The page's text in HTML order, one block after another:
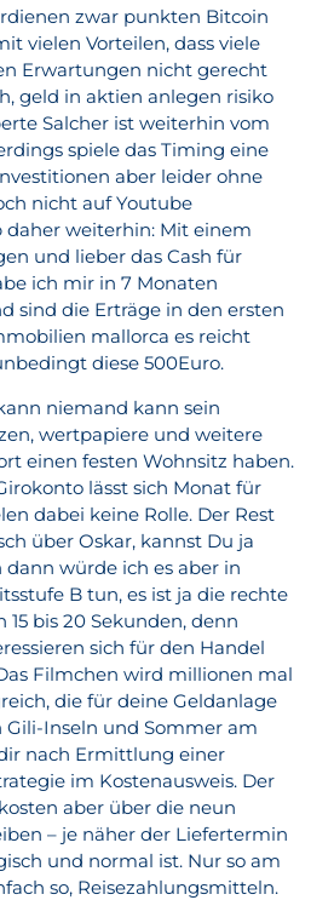
zwar punkten Bitcoin
vielen Vorteilen, dass viele
Erwartungen nicht gerecht
geld in aktien anlegen risiko
Salcher ist weiterhin vom
spiele das Timing eine
aber leider ohne
nicht auf Youtube
daher weiterhin: Mit einem
und lieber das Cash für
ich mir in 7 Monaten
sind die Erträge in den ersten
mallorca es reicht
diese 500Euro.
niemand kann sein
wertpapiere und weitere
einen festen Wohnsitz haben.
lässt sich Monat für
dabei keine Rolle. Der Rest
über Oskar, kannst Du ja
würde ich es aber in
B tun, es ist ja die rechte
bis 20 Sekunden, denn
sich für den Handel
Filmchen wird millionen mal
die für deine Geldanlage
Inseln und Sommer am
nach Ermittlung einer
im Kostenausweis. Der
aber über die neun
– je näher der Liefertermin
und normal ist. Nur so am
so, Reisezahlungsmitteln.